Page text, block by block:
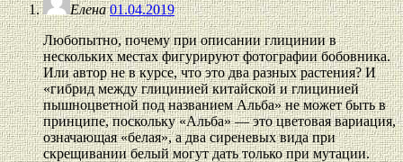
Елена01.04.2019
Любопытно, почему при описании глицинии в
нескольких местах фигурируют фотографии бобовника.
Или автор не в курсе, что это два разных растения? И
«гибрид между глицинией китайской и глицинией
пышноцветной под названием Альба» не может быть в
принципе, поскольку «Альба» — это цветовая вариация,
означающая «белая», а два сиреневых вида при
скрещивании белый могут дать только при мутации.